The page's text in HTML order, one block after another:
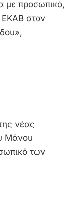
με προσωπικό,
ΕΚΑΒ στον
νέας
Μάνου
των